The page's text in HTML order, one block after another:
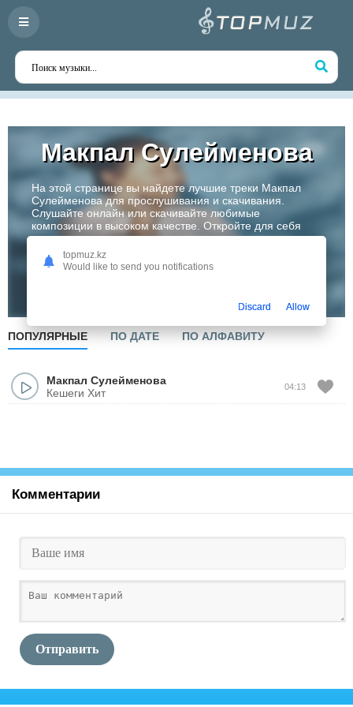
Макпал Сулейменова
На этой странице вы найдете лучшие треки Макпал
Сулейменова для прослушивания и скачивания.
Слушайте онлайн или скачивайте любимые
композиции в высоком качестве. Откройте для себя
творчество одного из самых перспективных артистов
Казахстана!
ПОПУЛЯРНЫЕ ПО ДАТЕ ПО АЛФАВИТУ
Макпал Сулейменова
Кешеги Хит
04:13
Комментарии
Отправить
topmuz.kz
Would like to send you notifications
Discard Allow